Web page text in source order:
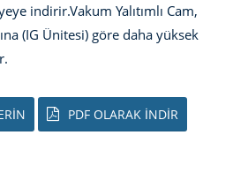
indirir.Vakum Yalıtımlı Cam,
(IG Ünitesi) göre daha yüksek
PDF OLARAK INDIR